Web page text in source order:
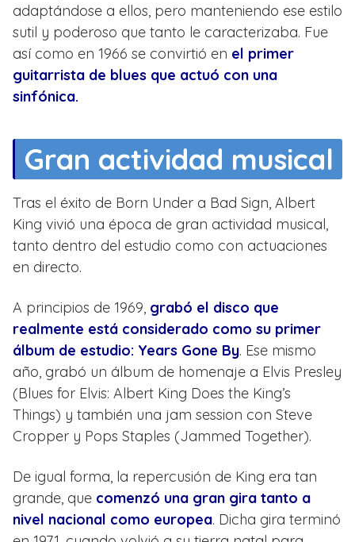
adaptándose a ellos, pero manteniendo ese estilo
sutil y poderoso que tanto le caracterizaba. Fue
así como en 1966 se convirtió en el primer
guitarrista de blues que actuó con una
sinfónica.
Gran actividad musical
Tras el éxito de Born Under a Bad Sign, Albert
King vivió una época de gran actividad musical,
tanto dentro del estudio como con actuaciones
en directo.
A principios de 1969, grabó el disco que
realmente está considerado como su primer
álbum de estudio: Years Gone By. Ese mismo
año, grabó un álbum de homenaje a Elvis Presley
(Blues for Elvis: Albert King Does the King’s
Things) y también una jam session con Steve
Cropper y Pops Staples (Jammed Together).
De igual forma, la repercusión de King era tan
grande, que comenzó una gran gira tanto a
nivel nacional como europea. Dicha gira terminó